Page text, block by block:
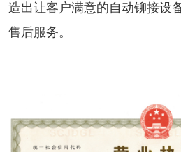
造出让客户满意的自动铆接设
售后服务。